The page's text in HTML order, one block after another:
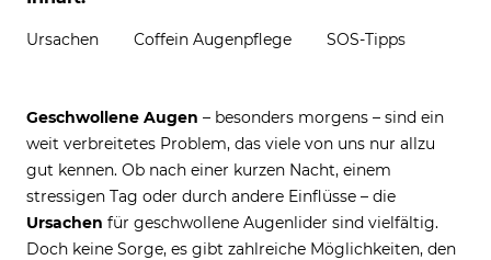
Ursachen Coffein Augenpflege SOS-Tipps
Geschwollene Augen – besonders morgens – sind ein
weit verbreitetes Problem, das viele von uns nur allzu
gut kennen. Ob nach einer kurzen Nacht, einem
stressigen Tag oder durch andere Einflüsse – die
Ursachen für geschwollene Augenlider sind vielfältig.
Doch keine Sorge, es gibt zahlreiche Möglichkeiten, den